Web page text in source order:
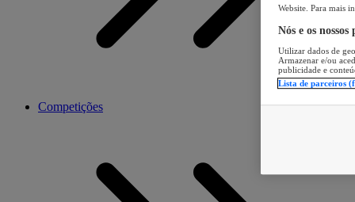
Competições
Website. Para mais
Nós e os
Utilizar dados de
Armazenar e/ou
publicidade e
Lista de parceiros